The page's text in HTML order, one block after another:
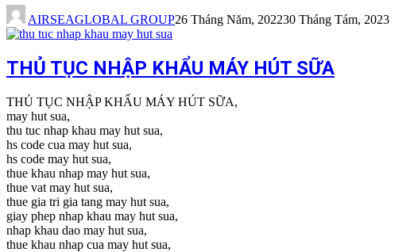
AIRSEAGLOBAL GROUP26 Tháng Năm, 202230 Tháng Tám, 2023
THỦ TỤC NHẬP KHẨU MÁY HÚT SỮA
THỦ TỤC NHẬP KHẨU MÁY HÚT SỮA,
may hut sua,
thu tuc nhap khau may hut sua,
hs code cua may hut sua,
hs code may hut sua,
thue khau nhap may hut sua,
thue vat may hut sua,
thue gia tri gia tang may hut sua,
giay phep nhap khau may hut sua,
nhap khau dao may hut sua,
thue khau nhap cua may hut sua,